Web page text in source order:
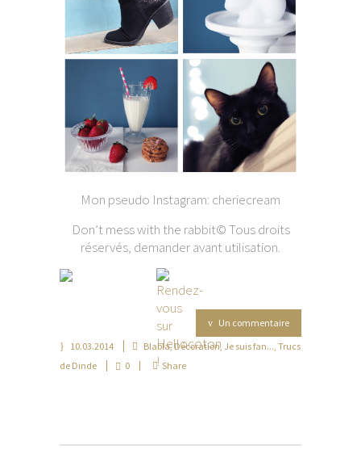
Mon pseudo Instagram: cheriecream
Don’t mess with the rabbit© Tous droits
réservés, demander avant utilisation.
Un commentaire
10.03.2014
Blabla,Décoration, Je suis fan... Trucs
de Dinde
0 Share